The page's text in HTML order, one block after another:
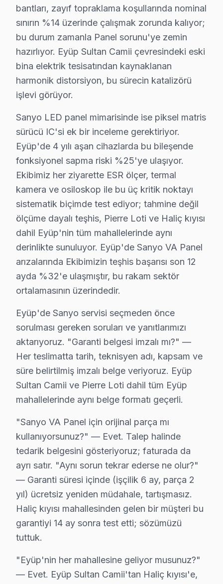
Fiziksel Belirtisi:Ekranda renk kaymaları ve
Neden:Panel teknolojisinin ömrü; sıcaklık ve
2025 Türkiye Fiyatı: ₺1,500 - ₺2,500 arası.
Etkilenen Modeller:Sanyo Q6 ve Sanyo P7
Bu sorunlar, mevsim koşullarına bağlı olarak
Kış/Yaz Geçişinde Sanyo Sorunları
Ağaçlı'da Sanyo TV Servisi
Ağaçlı Mahallesi'nin eski bina yapısı, Sanyo
Akpınar'da Sanyo TV Servisi
Akpınar Mahallesi'nde bulunan yapıların yaş
Akşemsettin'de Sanyo TV Servisi
Akşemsettin Mahallesi'nde Sanyo televizyon
Alibeyköy'de Sanyo TV Servisi
Alibeyköy'deki Sanyo televizyonunuz sahipleri,
Çiftalan'da Sanyo TV Servisi
Çiftalan Mahallesi'nde Sanyo televizyonunuz'lerle ilgili
Çırçır'da Sanyo TV Servisi
Çırçır Mahallesi'nde Sanyo televizyonunuz
Defterdar'da Sanyo TV Servisi
Defterdar Mahallesi'nde Sanyo televizyonunuz'lerle
Düğmeciler'de Sanyo TV Servisi
Düğmeciler Mahallesi'nde Sanyo ekran kullanıcıları,
Esentepe'de Sanyo TV Servisi
Esentepe Mahallesi'ndeki Sanyo ekran'lerde görülen
Güzeltepe'de Sanyo TV Servisi
Güzeltepe Mahallesi, Sanyo televizyon kullanıcıları
İhsaniye'de Sanyo TV Servisi
İhsaniye Mahallesi'nde, Sanyo televizyon'lerde sıkça
Işıklar'da Sanyo TV Servisi
Işıklar Mahallesi sakinleri, Sanyo televizyon'lerinde
bantları, zayıf topraklama koşullarında nominal
sınırın %14 üzerinde çalışmak zorunda kalıyor;
bu durum zamanla Panel sorunu'ye zemin
hazırlıyor. Eyüp Sultan Camii çevresindeki eski
bina elektrik tesisatından kaynaklanan
harmonik distorsiyon, bu sürecin katalizörü
işlevi görüyor.
Sanyo LED panel mimarisinde ise piksel matris
sürücü IC'si ek bir inceleme gerektiriyor.
Eyüp'de 4 yılı aşan cihazlarda bu bileşende
fonksiyonel sapma riski %25'ye ulaşıyor.
Ekibimiz her ziyarette ESR ölçer, termal
kamera ve osiloskop ile bu üç kritik noktayı
sistematik biçimde test ediyor; tahmine değil
ölçüme dayalı teşhis, Pierre Loti ve Haliç kıyısı
dahil Eyüp'nin tüm mahallelerinde aynı
derinlikte sunuluyor. Eyüp'de Sanyo VA Panel
arızalarında Ekibimizin teşhis başarısı son 12
ayda %32'e ulaşmıştır, bu rakam sektör
ortalamasının üzerindedir.
Eyüp'de Sanyo servisi seçmeden önce
sorulması gereken soruları ve yanıtlarımızı
aktarıyoruz. "Garanti belgesi imzalı mı?" —
Her teslimatta tarih, teknisyen adı, kapsam ve
süre belirtilmiş imzalı belge veriyoruz. Eyüp
Sultan Camii ve Pierre Loti dahil tüm Eyüp
mahallelerinde aynı belge formatı geçerli.
"Sanyo VA Panel için orijinal parça mı
kullanıyorsunuz?" — Evet. Talep halinde
tedarik belgesini gösteriyoruz; faturada da
ayrı satır. "Aynı sorun tekrar ederse ne olur?"
— Garanti süresi içinde (işçilik 6 ay, parça 2
yıl) ücretsiz yeniden müdahale, tartışmasız.
Haliç kıyısı mahallesinden gelen bir müşteri bu
garantiyi 14 ay sonra test etti; sözümüzü
tuttuk.
"Eyüp'nin her mahallesine geliyor musunuz?"
— Evet. Eyüp Sultan Camii'tan Haliç kıyısı'e,